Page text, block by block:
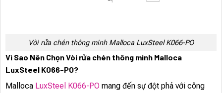
Vòi rửa chén thông minh Malloca LuxSteel K066-PO
Vì Sao Nên Chọn Vòi rửa chén thông minh Malloca
LuxSteel K066-PO?
Malloca LuxSteel K066-PO mang đến sự đột phá với công